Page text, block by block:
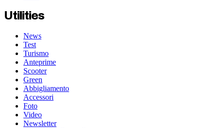
Utilities
News
Test
Turismo
Anteprime
Scooter
Green
Abbigliamento
Accessori
Foto
Video
Newsletter